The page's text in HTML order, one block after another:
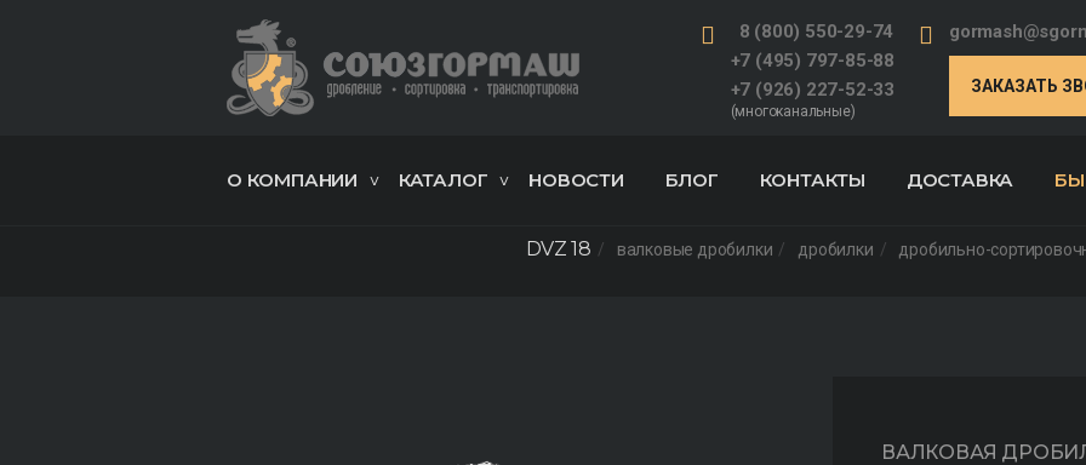
8 (800) 550-29-74
+7 (495) 797-85-88
+7 (926) 227-52-33
(многоканальные)
ЗАКАЗАТЬ
О КОМПАНИИ КАТАЛОГ НОВОСТИ БЛОГ КОНТАКТЫ ДОСТАВКА
дробильно-
дробилки
валковые дробилки
DVZ 18
ВАЛКОВАЯ